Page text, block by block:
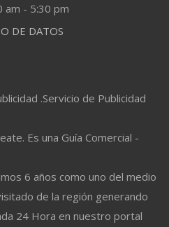
am - 5:30 pm
DE DATOS
.Servicio de Publicidad
Es una Guía Comercial -
6 años como uno del medio
de la región generando
24 Hora en nuestro portal